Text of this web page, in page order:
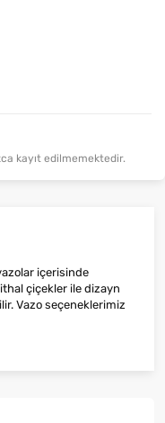
kayıt edilmemektedir.
içerisinde
çiçekler ile dizayn
Vazo seçeneklerimiz